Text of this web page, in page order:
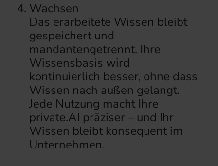
Wachsen
Das erarbeitete Wissen bleibt
gespeichert und
mandantengetrennt. Ihre
Wissensbasis wird
kontinuierlich besser, ohne dass
Wissen nach außen gelangt.
Jede Nutzung macht Ihre
private.AI präziser – und Ihr
Wissen bleibt konsequent im
Unternehmen.